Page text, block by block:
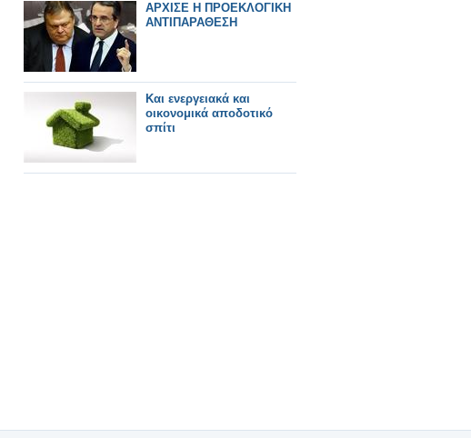
AΡΧΙΣΕ Η ΠΡΟΕΚΛΟΓΙΚΗ
ΑΝΤΙΠΑΡΑΘΕΣΗ
Και ενεργειακά και
οικονομικά αποδοτικό
σπίτι